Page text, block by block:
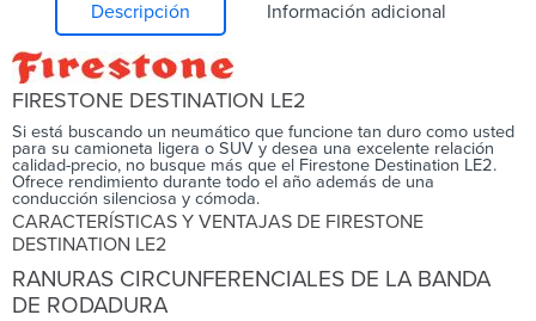
Descripción Información adicional
FIRESTONE DESTINATION LE2
Si está buscando un neumático que funcione tan duro como usted
para su camioneta ligera o SUV y desea una excelente relación
calidad-precio, no busque más que el Firestone Destination LE2.
Ofrece rendimiento durante todo el año además de una
conducción silenciosa y cómoda.
CARACTERÍSTICAS Y VENTAJAS DE FIRESTONE
DESTINATION LE2
RANURAS CIRCUNFERENCIALES DE LA BANDA
DE RODADURA